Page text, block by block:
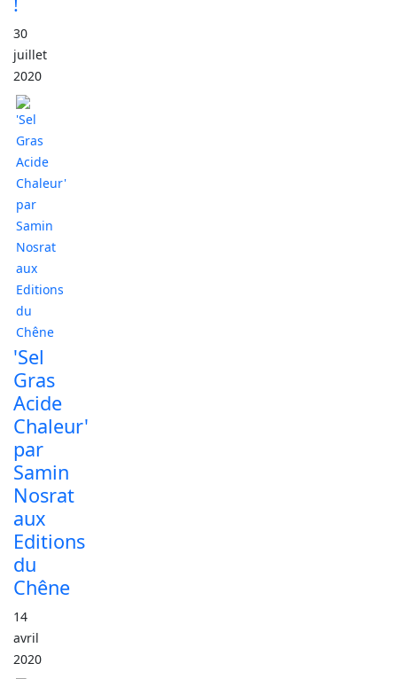
30
juillet
2020
'Sel
Gras
Acide
Chaleur'
par
Samin
Nosrat
aux
Editions
du
Chêne
14
avril
2020